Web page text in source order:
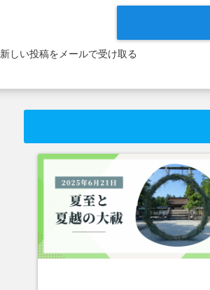
新しい投稿をメールで受け取る